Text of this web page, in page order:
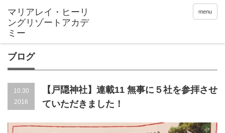
menu
ブログ
10.30
2016
【戸隠神社】連載11 無事に５社を参拝させ
ていただきました！